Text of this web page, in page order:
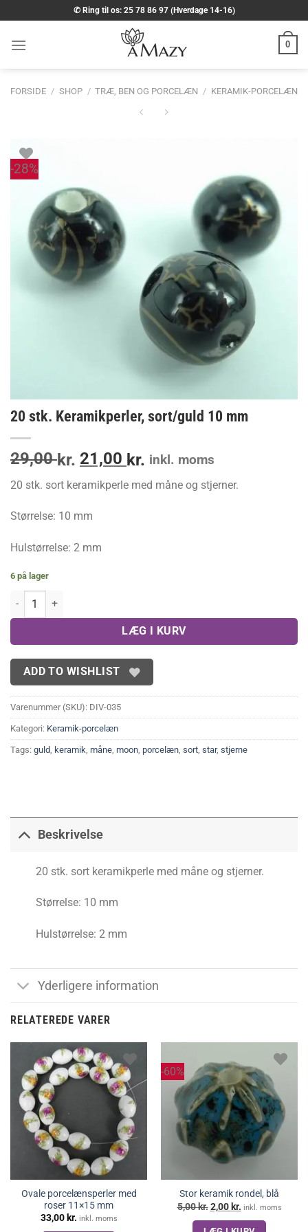
til
indhold
✆ Ring til os: 25 78 86 97 (Hverdage 14-16)
0
FORSIDE / SHOP / TRÆ, BEN OG PORCELÆN / KERAMIK-PORCELÆN
-28%
20 stk. Keramikperler, sort/guld 10 mm
29,00kr. Den
pris
29,00 kr..
21,00 kr. Den
pris
inkl. moms
20 stk. sort keramikperle med måne og stjerner.
Størrelse: 10 mm
Hulstørrelse: 2 mm
6 på lager
20 stk. Keramikperler, sort/guld 10 mm antal
LÆG I KURV
ADD TO WISHLIST
Varenummer (SKU): DIV-035
Kategori: Keramik-porcelæn
Tags: guld keramik måne moon porcelæn sort star, stjerne
Beskrivelse
20 stk. sort keramikperle med måne og stjerner.
Størrelse: 10 mm
Hulstørrelse: 2 mm
Yderligere information
RELATEREDE VARER
Ovale porcelænsperler med
roser 11×15 mm
33,00 kr. inkl. moms
-60%
Stor keramik rondel, blå
5,00kr. Den
oprindelige
pris
2,00 kr. Den
aktuelle
pris
inkl. moms